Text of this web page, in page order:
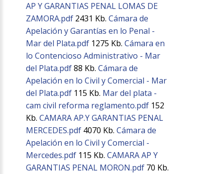
AP Y GARANTIAS PENAL LOMAS DE
ZAMORA.pdf 2431 Kb.Cámara de
Apelación y Garantías en lo Penal -
Mar del Plata.pdf 1275 Kb.Cámara en
lo Contencioso Administrativo - Mar
del Plata.pdf88 Kb.Cámara de
Apelación en lo Civil y Comercial - Mar
del Plata.pdf 115 Kb. Mar del plata -
cam civil reforma reglamento.pdf 152
Kb.CAMARA AP.Y GARANTIAS PENAL
MERCEDES.pdf 4070 Kb.Cámara de
Apelación en lo Civil y Comercial -
Mercedes.pdf 115 Kb.CAMARA AP Y
GARANTIAS PENAL MORON.pdf 70 Kb.